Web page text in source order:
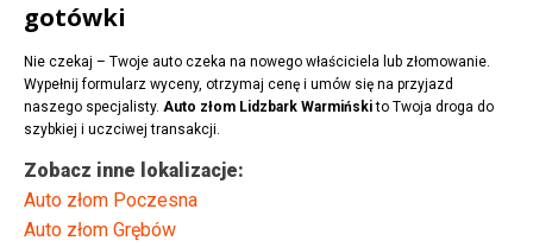
gotówki
Nie czekaj – Twoje auto czeka na nowego właściciela lub złomowanie.
Wypełnij formularz wyceny, otrzymaj cenę i umów się na przyjazd
naszego specjalisty. Auto złom Lidzbark Warmińskito Twoja droga do
szybkiej i uczciwej transakcji.
Zobacz inne lokalizacje:
Auto złom Poczesna
Auto złom Grębów